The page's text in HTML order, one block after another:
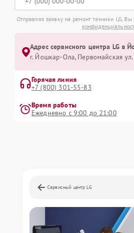
Отправляя заявку на ремонт техники LG, Вы
Адрес сервисного центра LG в
г. Йошкар-Ола, Первомайская
Горячая линия
+7 (800) 301-55-83
Время работы
Ежедневно с 9:00 до 21:00
Сервисный центр LG